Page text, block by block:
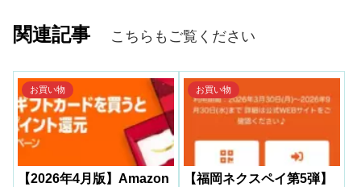
関連記事 こちらもご覧ください
お買い物
【2026年4月版】Amazon
お買い物
【福岡ネクスペイ第5弾】